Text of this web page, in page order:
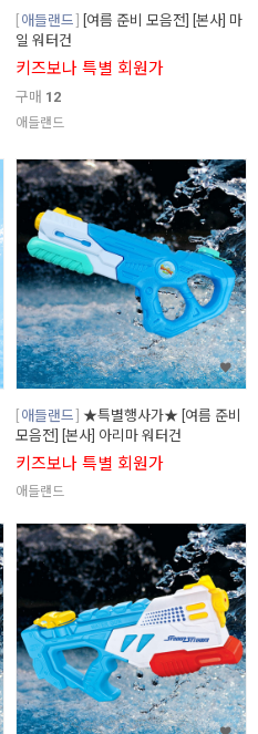
애들랜드
[여름 준비 모음전] [본사] 마
일 워터건
키즈보나 특별 회원가
구매 12
애들랜드
애들랜드
★특별행사가★ [여름 준비
모음전] [본사] 아리마 워터건
키즈보나 특별 회원가
애들랜드